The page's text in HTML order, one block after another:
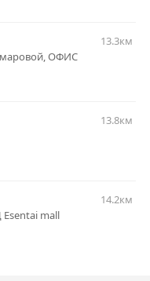
13.3км
ОФИС
13.8км
14.2км
mall